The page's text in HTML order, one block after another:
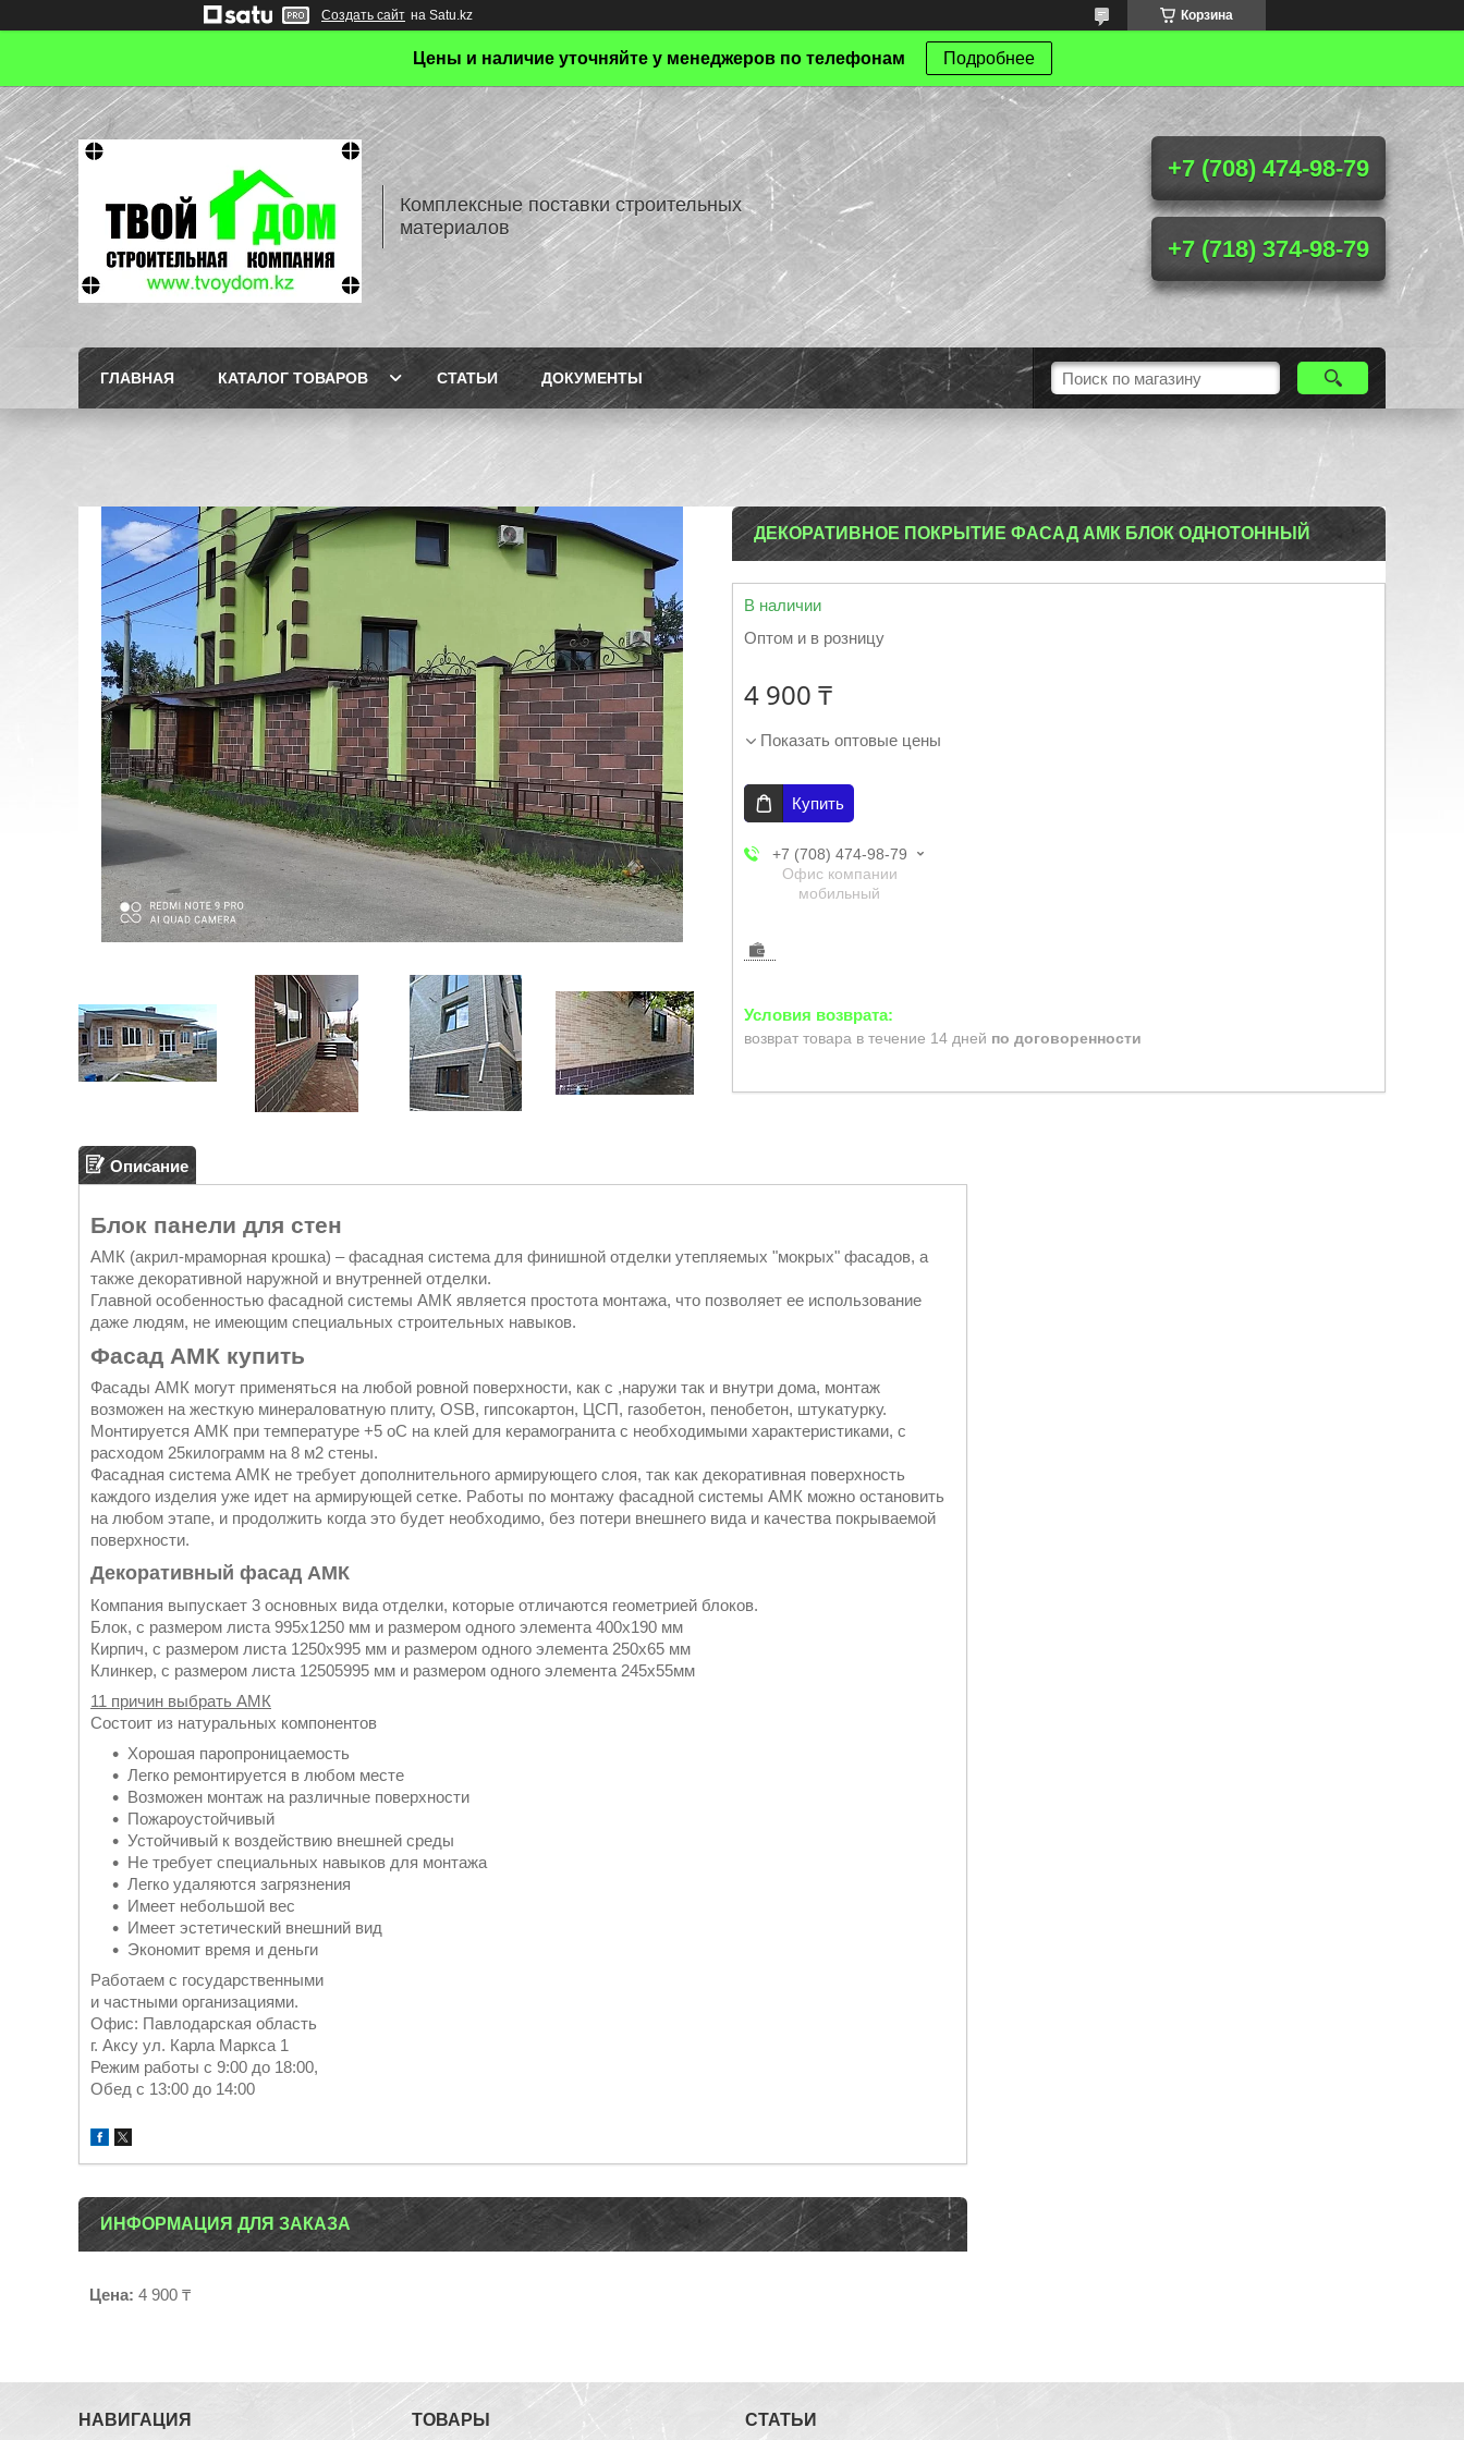
Создать сайт на Satu.kz Корзина
Цены и наличие уточняйте у менеджеров по телефонам Подробнее
Комплексные поставки строительных
материалов
+7 (708) 474-98-79
+7 (718) 374-98-79
ГЛАВНАЯ КАТАЛОГ ТОВАРОВ СТАТЬИ ДОКУМЕНТЫ
ДЕКОРАТИВНОЕ ПОКРЫТИЕ ФАСАД АМК БЛОК ОДНОТОННЫЙ
В наличии
Оптом и в розницу
4 900 ₸
Показать оптовые цены
Купить
+7 (708) 474-98-79
Офис компании
мобильный
возврат товара в течение 14 дней по договоренности
Описание
Блок панели для стен
АМК (акрил-мраморная крошка) – фасадная система для финишной отделки утепляемых "мокрых" фасадов, а
также декоративной наружной и внутренней отделки.
Главной особенностью фасадной системы АМК является простота монтажа, что позволяет ее использование
даже людям, не имеющим специальных строительных навыков.
Фасад АМК купить
Фасады АМК могут применяться на любой ровной поверхности, как с ,наружи так и внутри дома, монтаж
возможен на жесткую минераловатную плиту, OSB, гипсокартон, ЦСП, газобетон, пенобетон, штукатурку.
Монтируется АМК при температуре +5 оС на клей для керамогранита с необходимыми характеристиками, с
расходом 25килограмм на 8 м2 стены.
Фасадная система АМК не требует дополнительного армирующего слоя, так как декоративная поверхность
каждого изделия уже идет на армирующей сетке. Работы по монтажу фасадной системы АМК можно остановить
на любом этапе, и продолжить когда это будет необходимо, без потери внешнего вида и качества покрываемой
поверхности.
Декоративный фасад АМК
Компания выпускает 3 основных вида отделки, которые отличаются геометрией блоков.
Блок, с размером листа 995х1250 мм и размером одного элемента 400х190 мм
Кирпич, с размером листа 1250х995 мм и размером одного элемента 250х65 мм
Клинкер, с размером листа 12505995 мм и размером одного элемента 245х55мм
11 причин выбрать АМК
Состоит из натуральных компонентов
Хорошая паропроницаемость
Легко ремонтируется в любом месте
Возможен монтаж на различные поверхности
Пожароустойчивый
Устойчивый к воздействию внешней среды
Не требует специальных навыков для монтажа
Легко удаляются загрязнения
Имеет небольшой вес
Имеет эстетический внешний вид
Экономит время и деньги
Работаем с государственными
и частными организациями.
Офис: Павлодарская область
г. Аксу ул. Карла Маркса 1
Режим работы с 9:00 до 18:00,
Обед с 13:00 до 14:00
ИНФОРМАЦИЯ ДЛЯ ЗАКАЗА
Цена: 4 900 ₸
НАВИГАЦИЯ ТОВАРЫ СТАТЬИ